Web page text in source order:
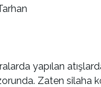
yapılan
Zaten silaha